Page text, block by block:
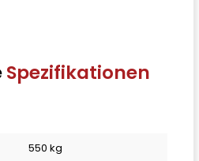
Spezifikationen
550 kg